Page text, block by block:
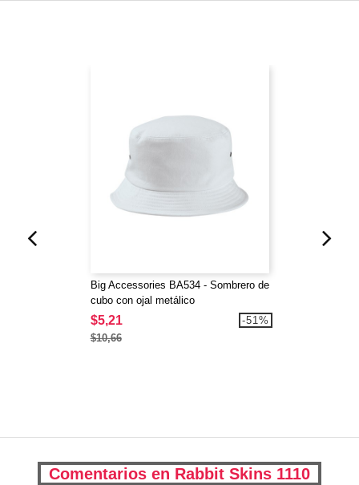
Big Accessories BA534 - Sombrero de
cubo con ojal metálico
$5,21
$10,66
-51%
Comentarios en Rabbit Skins 1110